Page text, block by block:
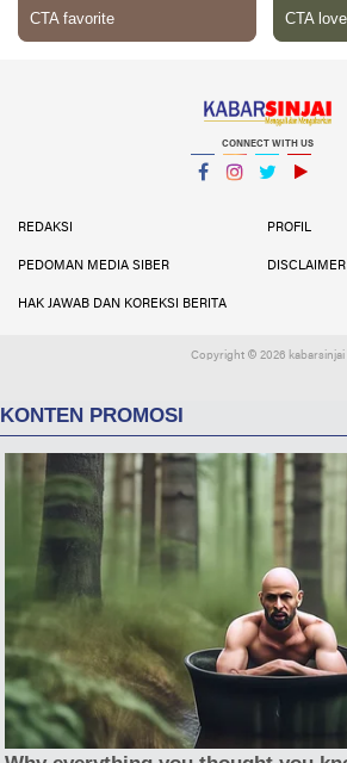
CONNECT WITH US
REDAKSI
PROFIL
PEDOMAN MEDIA SIBER DISCLAIMER
HAK JAWAB DAN KOREKSI BERITA
Copyright © 2026 kabarsinjai